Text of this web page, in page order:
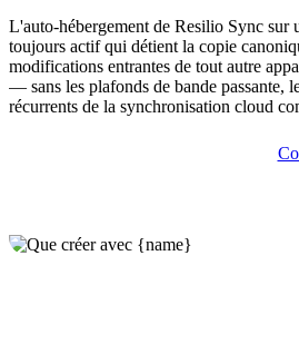
L'auto-hébergement de Resilio Sync
toujours actif qui détient la copie
modifications entrantes de tout autre
— sans les plafonds de bande passante,
récurrents de la synchronisation cloud